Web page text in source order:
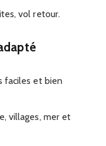
vol retour.
faciles et bien
villages, mer et